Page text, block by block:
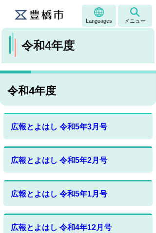
Languages メニュー
令和4年度
令和4年度
広報とよはし 令和5年3月号
広報とよはし 令和5年2月号
広報とよはし 令和5年1月号
広報とよはし 令和4年12月号